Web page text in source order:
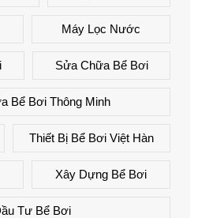
Máy Lọc Nước
Sửa Chữa Bể Bơi
Bể Bơi Thông Minh
Thiết Bị Bể Bơi Việt Hàn
Xây Dựng Bể Bơi
Tư Bể Bơi